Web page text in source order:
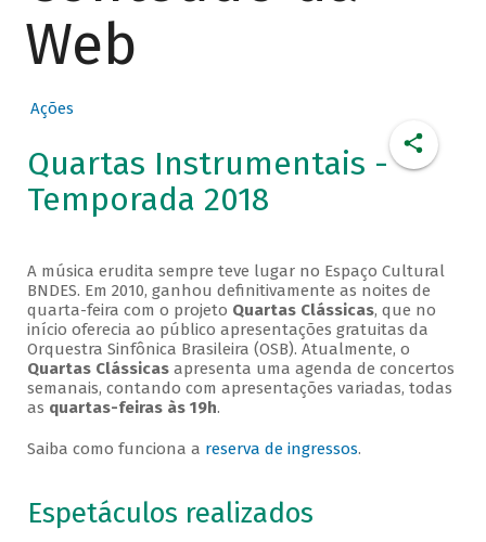
Web
Ações
Quartas Instrumentais -
Temporada 2018
A música erudita sempre teve lugar no Espaço Cultural
BNDES. Em 2010, ganhou definitivamente as noites de
quarta-feira com o projeto Quartas Clássicas, que no
início oferecia ao público apresentações gratuitas da
Orquestra Sinfônica Brasileira (OSB). Atualmente, o
Quartas Clássicasapresenta uma agenda de concertos
semanais, contando com apresentações variadas, todas
as quartas-feiras às 19h.
Saiba como funciona a reserva de ingressos.
Espetáculos realizados